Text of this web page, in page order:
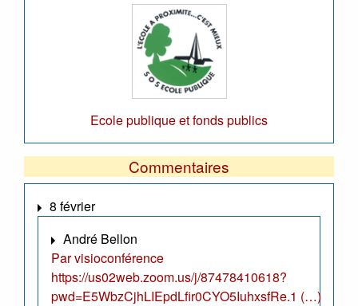
Ecole publique et fonds publics
Commentaires
8 février
André Bellon
Par visioconférence
https://us02web.zoom.us/j/87478410618?
pwd=E5WbzCjhLIEpdLfir0CYO5IuhxsfRe.1 (…)